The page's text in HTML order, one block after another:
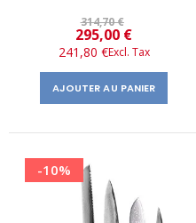
314,70 €
Prix
spécial
295,00 €
241,80 €
AJOUTER AU PANIER
-10%